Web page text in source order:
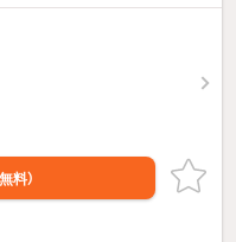
無料）